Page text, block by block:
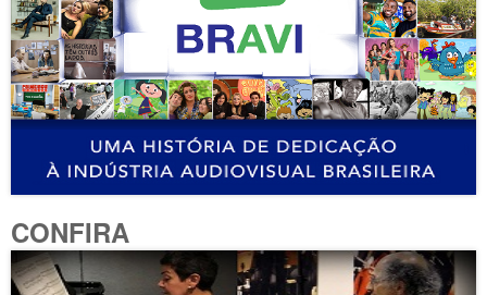
CONFIRA